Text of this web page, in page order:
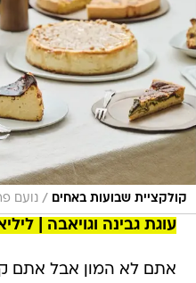
קולקציית שבועות באחים / נועם
עוגת גבינה וגויאבה |
אתם לא המון אבל אתם